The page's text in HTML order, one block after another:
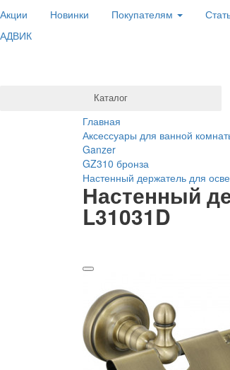
Акции Новинки Покупателям
АДВИК
Каталог
Главная
Аксессуары для ванной
Ganzer
GZ310 бронза
Настенный держатель для
Настенный
L31031D